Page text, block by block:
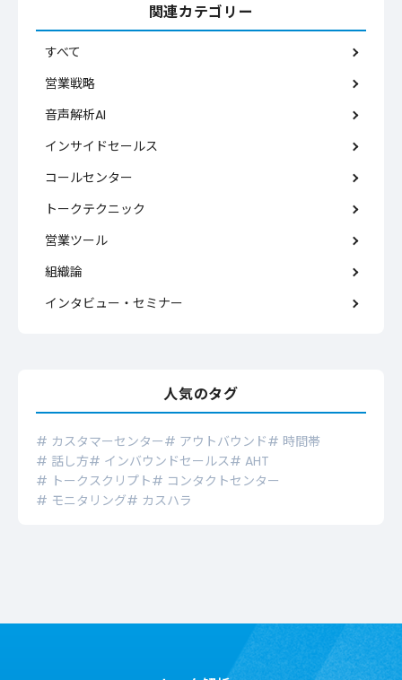
関連カテゴリー
すべて
営業戦略
音声解析AI
インサイドセールス
コールセンター
トークテクニック
営業ツール
組織論
インタビュー・セミナー
人気のタグ
# カスタマーセンター# アウトバウンド# 時間帯
# 話し方# インバウンドセールス# AHT
# トークスクリプト# コンタクトセンター
# モニタリング# カスハラ